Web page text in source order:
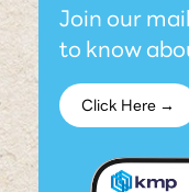
Join our
to know
Click Here →